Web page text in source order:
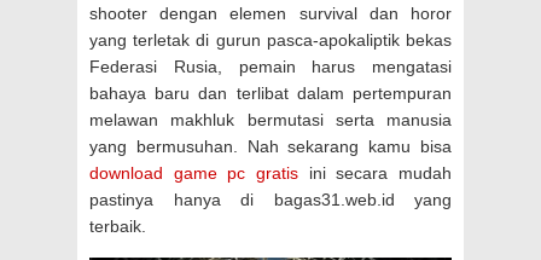
shooter dengan elemen survival dan horor
yang terletak di gurun pasca-apokaliptik bekas
Federasi Rusia, pemain harus mengatasi
bahaya baru dan terlibat dalam pertempuran
melawan makhluk bermutasi serta manusia
yang bermusuhan. Nah sekarang kamu bisa
download game pc gratis ini secara mudah
pastinya hanya di bagas31.web.id yang
terbaik.